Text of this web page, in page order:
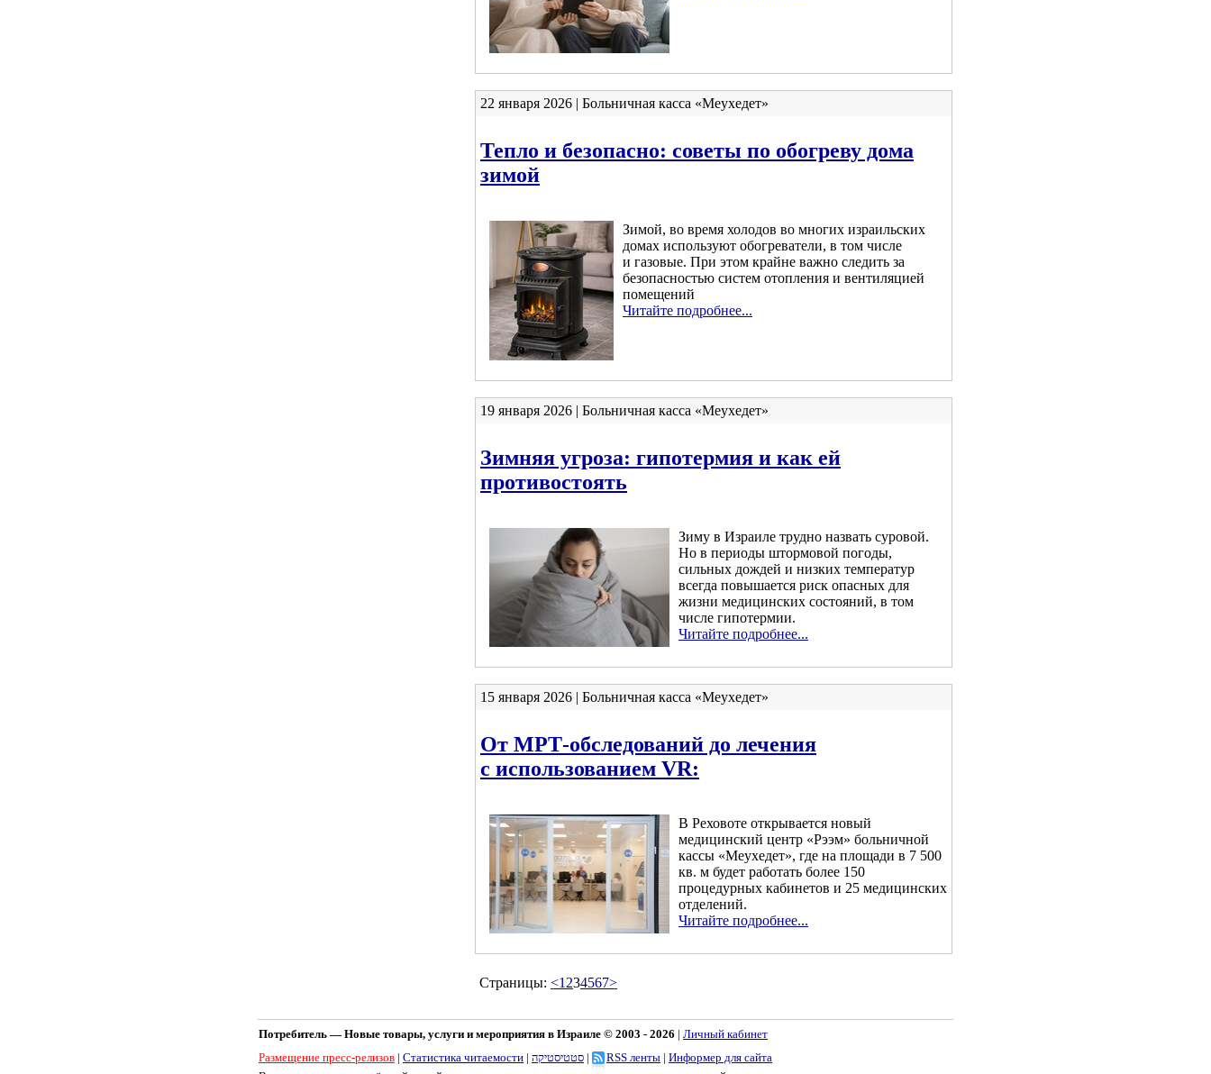
22 января 2026 | Больничная касса «Меухедет»
Тепло и безопасно: советы по обогреву дома
зимой
Зимой, во время холодов во многих израильских
домах используют обогреватели, в том числе
и газовые. При этом крайне важно следить за
безопасностью систем отопления и вентиляцией
помещений
Читайте подробнее...
19 января 2026 | Больничная касса «Меухедет»
Зимняя угроза: гипотермия и как ей
противостоять
Зиму в Израиле трудно назвать суровой.
Но в периоды штормовой погоды,
сильных дождей и низких температур
всегда повышается риск опасных для
жизни медицинских состояний, в том
числе гипотермии.
Читайте подробнее...
15 января 2026 | Больничная касса «Меухедет»
От МРТ-обследований до лечения
с использованием VR:
В Реховоте открывается новый
медицинский центр «Рээм» больничной
кассы «Меухедет», где на площади в 7 500
кв. м будет работать более 150
процедурных кабинетов и 25 медицинских
отделений.
Читайте подробнее...
Страницы: <1 234567>
Потребитель — Новые товары, услуги и мероприятия в Израиле © 2003 - 2026 | Личный кабинет
Размещение пресс-релизов | Статистика читаемости | סטטיסטיקה | RSS ленты | Информер для сайта